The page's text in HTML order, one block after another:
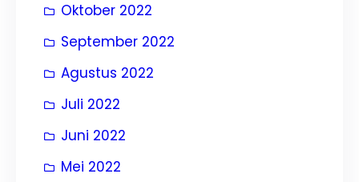
Oktober 2022
September 2022
Agustus 2022
Juli 2022
Juni 2022
Mei 2022